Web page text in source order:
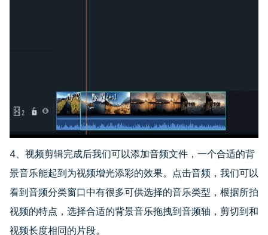
4、视频剪辑完成后我们可以添加音频文件，一个合适的背
景音乐能起到为视频增光添彩的效果。点击音频，我们可以
看到音频分类窗口中有很多可供选择的音乐类型，根据所拍
视频的特点，选择合适的背景音乐拖拽到音频轴，剪切到和
视频长度相同的片段。